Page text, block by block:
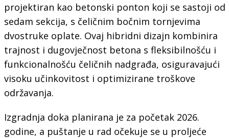
projektiran kao betonski ponton koji se sastoji od
sedam sekcija, s čeličnim bočnim tornjevima
dvostruke oplate. Ovaj hibridni dizajn kombinira
trajnost i dugovječnost betona s fleksibilnošću i
funkcionalnošću čeličnih nadgrađa, osiguravajući
visoku učinkovitost i optimizirane troškove
održavanja.
Izgradnja doka planirana je za početak 2026.
godine, a puštanje u rad očekuje se u proljeće